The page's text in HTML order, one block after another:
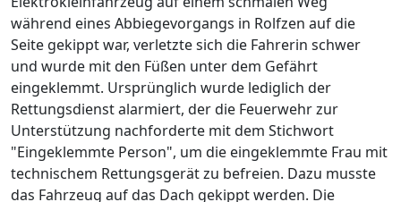
während eines Abbiegevorgangs in Rolfzen auf die
Seite gekippt war, verletzte sich die Fahrerin schwer
und wurde mit den Füßen unter dem Gefährt
eingeklemmt. Ursprünglich wurde lediglich der
Rettungsdienst alarmiert, der die Feuerwehr zur
Unterstützung nachforderte mit dem Stichwort
"Eingeklemmte Person", um die eingeklemmte Frau mit
technischem Rettungsgerät zu befreien. Dazu musste
das Fahrzeug auf das Dach gekippt werden. Die